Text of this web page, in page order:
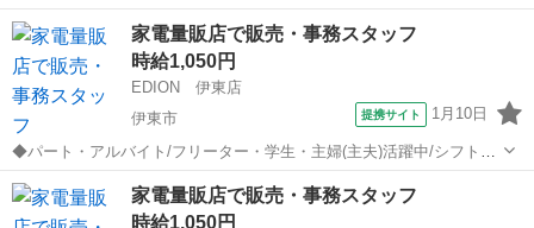
家電量販店で販売・事務スタッフ
時給1,050円
EDION 伊東店
伊東市
提携サイト 1月10日
◆パート・アルバイト/フリーター・学生・主婦(主夫)活躍中/シフト制/
事務作業もあり◆ 家電量販店エディオン店内でのお仕事です。商品の
補充・レジ・簡単なお客応対、事務、電話受付などがあります。 募集
強化中！ 家電の知識がなく...
静岡 伊東市 携帯ショップ
家電量販店で販売・事務スタッフ
時給1,050円